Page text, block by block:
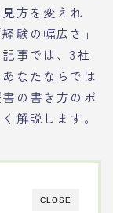
方を変えれ
験の幅広さ」
事では、3社
なたならでは
の書き方のポ
解説します。
CLOSE